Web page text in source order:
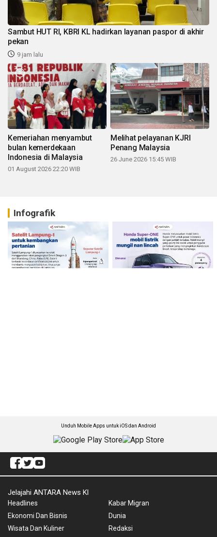
Sambut HUT RI, KBRI KL hadirkan layanan paspor di akhir
pekan
9 jam lalu
Kemeriahan menyambut
bulan kemerdekaan
Indonesia di Malaysia
01 August 2026 22:20 WIB
Melihat pelayanan KJRI
Penang Malaysia
26 June 2026 15:45 WIB
Infografik
Unduh Mobile Apps untuk iOS dan Android
Jelajahi ANTARA News Kl
Headlines
Ekonomi Dan Bisnis
Wisata Dan Kuliner
Kabar Migran
Dunia
Redaksi